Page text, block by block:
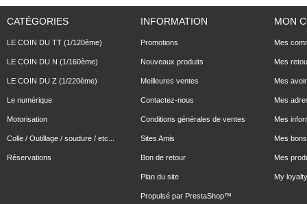
CATÉGORIES
LE COIN DU TT (1/120ème)
LE COIN DU N (1/160ème)
LE COIN DU Z (1/220ème)
Le numérique
Motorisation
Colle / Outillage / soudure / etc...
Réservations
INFORMATION
Promotions
Nouveaux produits
Meilleures ventes
Contactez-nous
Conditions générales de ventes
Sites Amis
Bon de retour
Plan du site
Propulsé par PrestaShop™
MON
Mes
Mes
Mes
Mes
Mes
Mes
Mes
My